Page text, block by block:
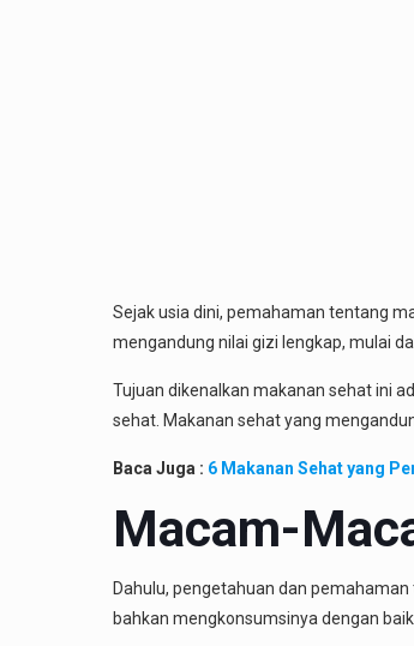
Sejak usia dini, pemahaman tentang
mengandung nilai gizi lengkap, mulai
Tujuan dikenalkan makanan sehat ini
sehat. Makanan sehat yang
Baca Juga : 6 Makanan Sehat yang
Macam-
Dahulu, pengetahuan dan
bahkan mengkonsumsinya dengan